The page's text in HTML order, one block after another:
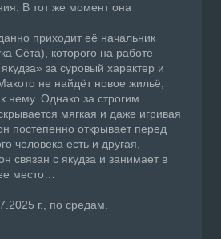
В тот же момент она
приходит её начальник
Сёта), которого на работе
за суровый характер и
не найдёт новое жильё,
нему. Однако за строгим
мягкая и даже игривая
постепенно открывает перед
человека есть и другая,
связан с якудза и занимает в
место…
г., по средам.